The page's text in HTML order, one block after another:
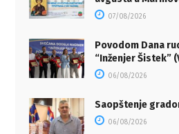
07/08/2026
Povodom Dana
“Inženjer Šistek”
06/08/2026
Saopštenje
06/08/2026